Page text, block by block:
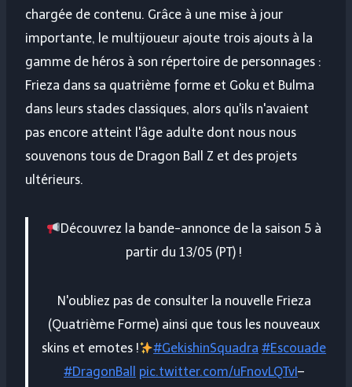
chargée de contenu. Grâce à une mise à jour
importante, le multijoueur ajoute trois ajouts à la
gamme de héros à son répertoire de personnages :
Frieza dans sa quatrième forme et Goku et Bulma
dans leurs stades classiques, alors qu'ils n'avaient
pas encore atteint l'âge adulte dont nous nous
souvenons tous de Dragon Ball Z et des projets
ultérieurs.
Découvrez la bande-annonce de la saison 5 à
partir du 13/05 (PT) !
N'oubliez pas de consulter la nouvelle Frieza
(Quatrième Forme) ainsi que tous les nouveaux
skins et emotes !
#GekishinSquadra #Escouade
#DragonBall
pic.twitter.com/uFnovLQTvI –